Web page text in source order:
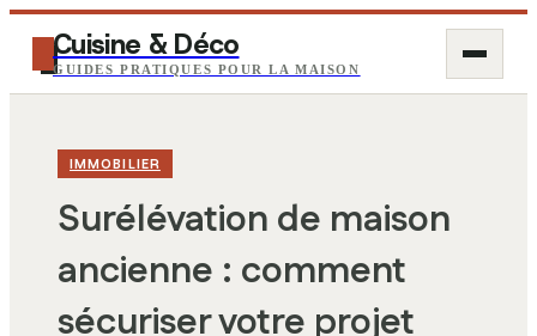
Cuisine & Déco
GUIDES PRATIQUES POUR LA MAISON
IMMOBILIER
Surélévation de maison
ancienne : comment
sécuriser votre projet